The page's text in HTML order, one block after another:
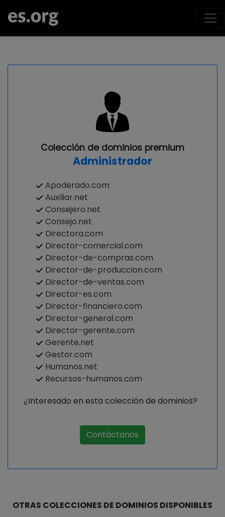
Colección de dominios premium
Administrador
Apoderado.com
Auxiliar.net
Consejero.net
Consejo.net
Directora.com
Director-comercial.com
Director-de-compras.com
Director-de-produccion.com
Director-de-ventas.com
Director-es.com
Director-financiero.com
Director-general.com
Director-gerente.com
Gerente.net
Gestor.com
Humanos.net
Recursos-humanos.com
¿Interesado en esta colección de dominios?
Contáctanos
OTRAS COLECCIONES DE DOMINIOS DISPONIBLES